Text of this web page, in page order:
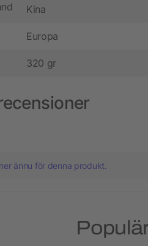
Kina
Europa
320 gr
ännu för denna produkt.